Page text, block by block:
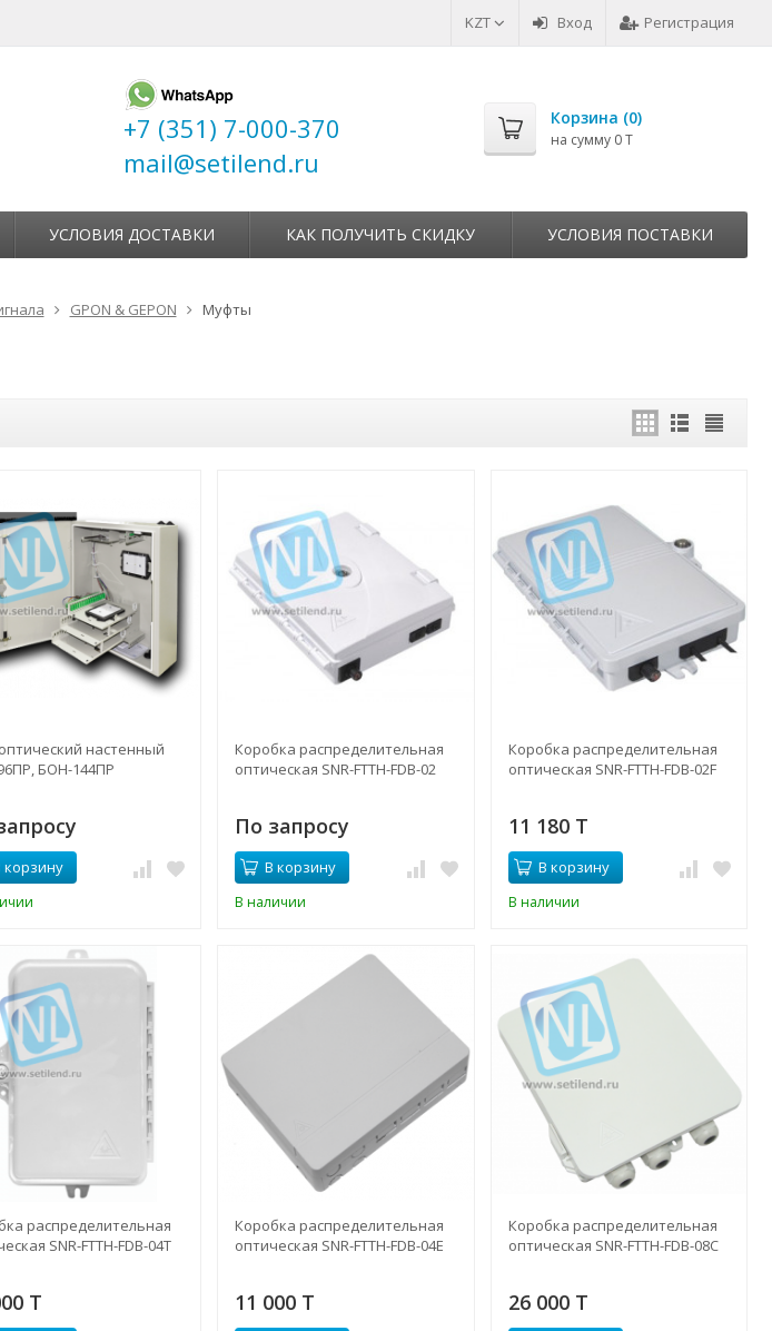
KZT Вход Регистрация
+7 (351) 7-000-370
mail@setilend.ru
Корзина (0)
на сумму 0 T
УСЛОВИЯ ДОСТАВКИ КАК ПОЛУЧИТЬ СКИДКУ УСЛОВИЯ ПОСТАВКИ
GPON & GEPON Муфты
настенный
БОН-144ПР
корзину
Коробка распределительная
оптическая SNR-FTTH-FDB-02
По запросу
В корзину
В наличии
Коробка распределительная
оптическая SNR-FTTH-FDB-02F
11 180 T
В корзину
В наличии
распределительная
SNR-FTTH-FDB-04T
T
Коробка распределительная
оптическая SNR-FTTH-FDB-04Е
11 000 T
Коробка распределительная
оптическая SNR-FTTH-FDB-08C
26 000 T